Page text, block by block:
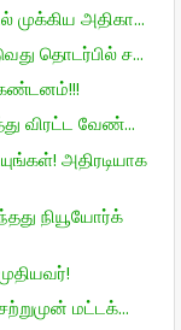
முக்கிய அதிகா...
தொடர்பில் ச...
விரட்ட வேண்...
அதிரடியாக
நியூயோர்க்
மட்டக்...